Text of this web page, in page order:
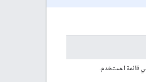
قائمة المستخدم.